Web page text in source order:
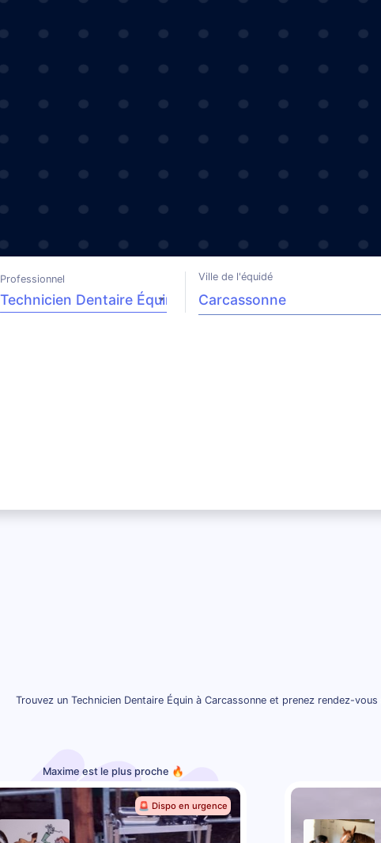
Professionnel Ville de l'équidé
Trouvez un Technicien Dentaire Équin à Carcassonne et prenez rendez-
Maxime est le plus proche 🔥
🚨 Dispo en urgence